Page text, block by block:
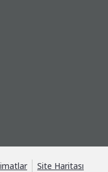
Site Haritası